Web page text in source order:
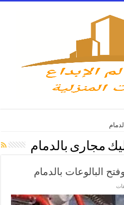
مجارى بالدمام
البالوعات بالدمام
تسليك